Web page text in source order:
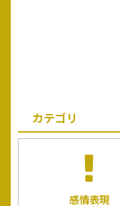
カテゴリ
感情表現